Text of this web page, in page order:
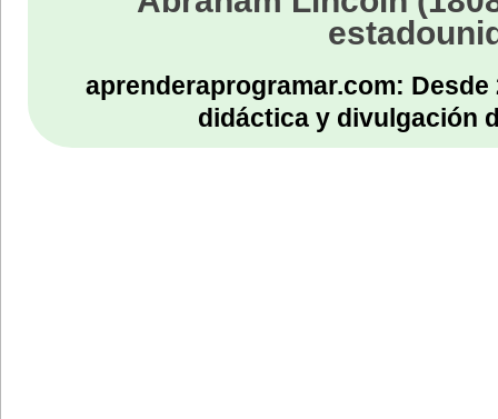
aprenderaprogramar.com:
didáctica y divulgación